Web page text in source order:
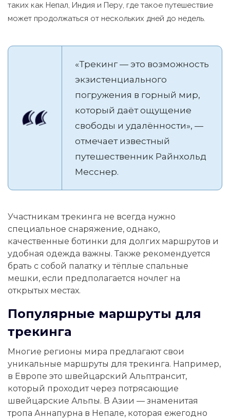
таких как Непал, Индия и Перу, где такое путешествие
может продолжаться от нескольких дней до недель.
«Трекинг — это возможность
экзистенциального
погружения в горный мир,
который даёт ощущение
свободы и удалённости», —
отмечает известный
путешественник Райнхольд
Месснер.
Участникам трекинга не всегда нужно
специальное снаряжение, однако,
качественные ботинки для долгих маршрутов и
удобная одежда важны. Также рекомендуется
брать с собой палатку и тёплые спальные
мешки, если предполагается ночлег на
открытых местах.
Популярные маршруты для
трекинга
Многие регионы мира предлагают свои
уникальные маршруты для трекинга. Например,
в Европе это швейцарский Альптрансит,
который проходит через потрясающие
швейцарские Альпы. В Азии — знаменитая
тропа Аннапурна в Непале, которая ежегодно